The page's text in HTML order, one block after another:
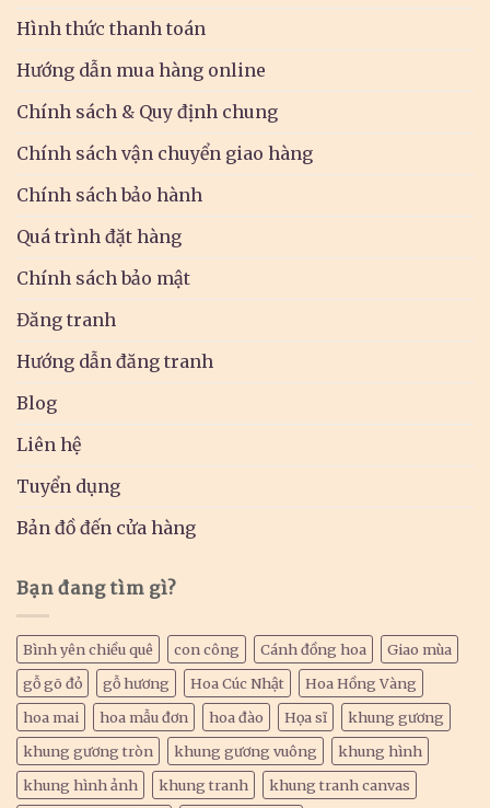
Hình thức thanh toán
Hướng dẫn mua hàng online
Chính sách & Quy định chung
Chính sách vận chuyển giao hàng
Chính sách bảo hành
Quá trình đặt hàng
Chính sách bảo mật
Đăng tranh
Hướng dẫn đăng tranh
Blog
Liên hệ
Tuyển dụng
Bản đồ đến cửa hàng
Bạn đang tìm gì?
Bình yên chiều quê con công Cánh đồng hoa
Giao mùa
gỗ gõ đỏ
gỗ hương Hoa Cúc Nhật
Hoa Hồng Vàng
hoa mai
hoa mẫu đơn hoa đào Họa sĩ
khung gương
khung gương tròn
khung gương vuông
khung hình
khung hình ảnh
khung tranh
khung tranh canvas